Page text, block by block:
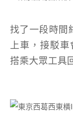
找了一段時間
上車，接駁
搭乘大眾工具